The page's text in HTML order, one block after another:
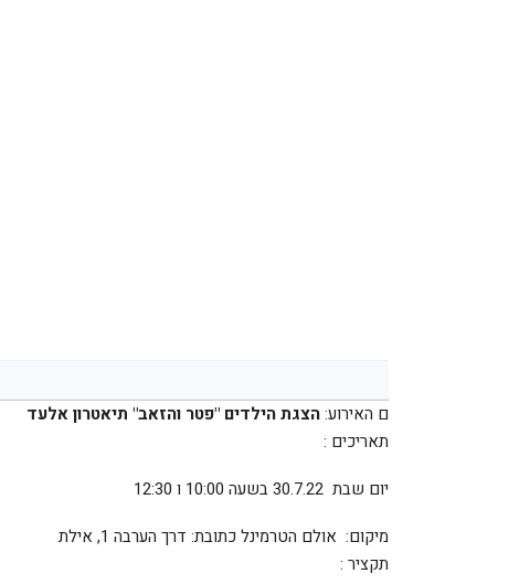
ם האירוע:הצגת הילדים "פטר והזאב" תיאטרון אלעד
תאריכים :
יום שבת 30.7.22 בשעה 10:00 ו 12:30
מיקום: אולם הטרמינל כתובת: דרך הערבה 1, אילת
תקציר :